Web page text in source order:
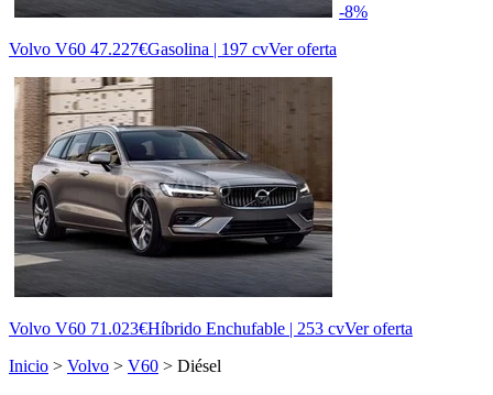
-8%
Volvo V60 47.227€Gasolina | 197 cvVer oferta
Volvo V60 71.023€Híbrido Enchufable | 253 cvVer oferta
Inicio > Volvo > V60 > Diésel